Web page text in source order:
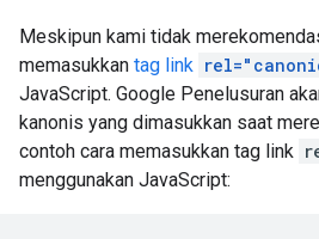
Meskipun kami tidak
memasukkan tag link
JavaScript. Google Penelusuran
kanonis yang dimasukkan saat
contoh cara memasukkan tag link
menggunakan JavaScript: